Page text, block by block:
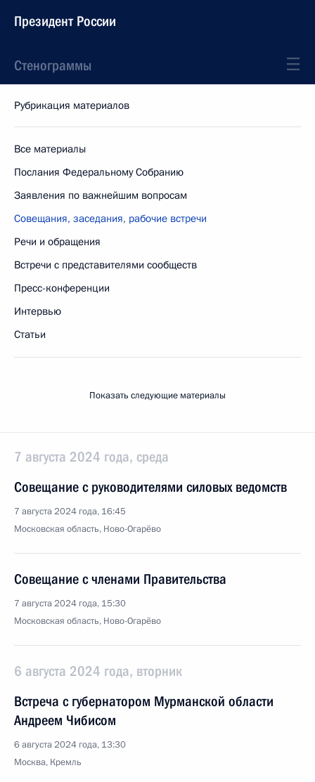
Президент России
Стенограммы
Рубрикация материалов
Все материалы
Послания Федеральному Собранию
Заявления по важнейшим вопросам
Совещания, заседания, рабочие встречи
Речи и обращения
Встречи с представителями сообществ
Пресс-конференции
Интервью
Статьи
Показать следующие материалы
7 августа 2024 года, среда
Совещание с руководителями силовых ведомств
7 августа 2024 года, 16:45
Московская область, Ново-Огарёво
Совещание с членами Правительства
7 августа 2024 года, 15:30
Московская область, Ново-Огарёво
6 августа 2024 года, вторник
Встреча с губернатором Мурманской области
Андреем Чибисом
6 августа 2024 года, 13:30
Москва, Кремль